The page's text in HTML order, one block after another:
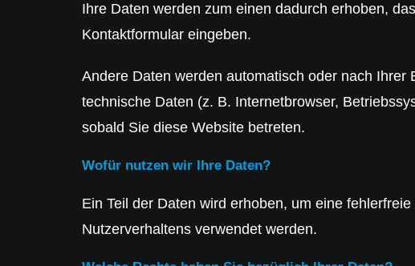
Ihre Daten werden zum einen dadurch erhoben,
Kontaktformular eingeben.
Andere Daten werden automatisch oder nach
technische Daten (z. B. Internetbrowser,
sobald Sie diese Website betreten.
Wofür nutzen wir Ihre Daten?
Ein Teil der Daten wird erhoben, um eine
Nutzerverhaltens verwendet werden.